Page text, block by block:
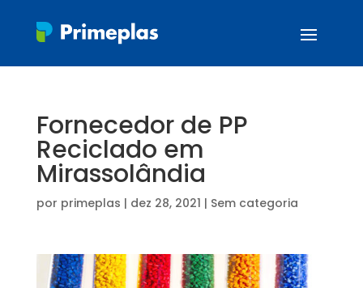
Fornecedor de PP
Reciclado em
Mirassolândia
por primeplas | dez 28, 2021 | Sem categoria